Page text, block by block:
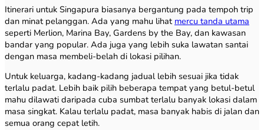
Itinerari untuk Singapura biasanya bergantung pada tempoh trip
dan minat pelanggan. Ada yang mahu lihat mercu tanda utama
seperti Merlion, Marina Bay, Gardens by the Bay, dan kawasan
bandar yang popular. Ada juga yang lebih suka lawatan santai
dengan masa membeli-belah di lokasi pilihan.
Untuk keluarga, kadang-kadang jadual lebih sesuai jika tidak
terlalu padat. Lebih baik pilih beberapa tempat yang betul-betul
mahu dilawati daripada cuba sumbat terlalu banyak lokasi dalam
masa singkat. Kalau terlalu padat, masa banyak habis di jalan dan
semua orang cepat letih.